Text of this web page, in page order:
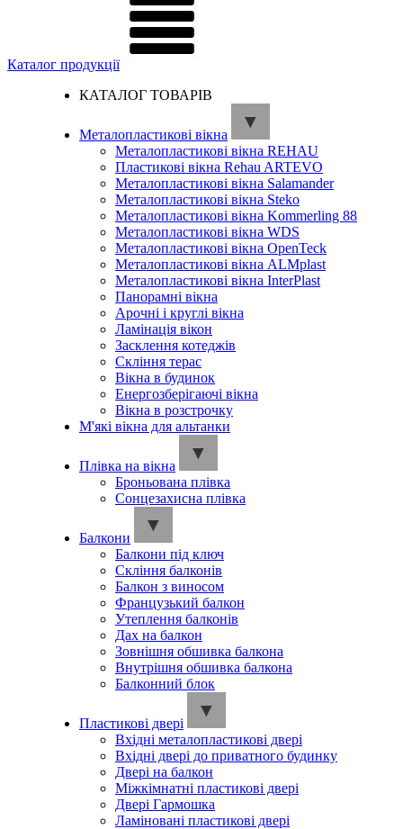
Каталог продукції
КАТАЛОГ ТОВАРІВ
Металопластикові вікна
Металопластикові вікна REHAU
Пластикові вікна Rehau ARTEVO
Металопластикові вікна Salamander
Металопластикові вікна Steko
Металопластикові вікна Kommerling 88
Металопластикові вікна WDS
Металопластикові вікна OpenTeck
Металопластикові вікна ALMplast
Металопластикові вікна InterPlast
Панорамні вікна
Арочні і круглі вікна
Ламінація вікон
Засклення котеджів
Скління терас
Вікна в будинок
Енергозберігаючі вікна
Вікна в розстрочку
М'які вікна для альтанки
Плівка на вікна
Броньована плівка
Сонцезахисна плівка
Балкони
Балкони під ключ
Скління балконів
Балкон з виносом
Французький балкон
Утеплення балконів
Дах на балкон
Зовнішня обшивка балкона
Внутрішня обшивка балкона
Балконний блок
Пластикові двері
Вхідні металопластикові двері
Вхідні двері до приватного будинку
Двері на балкон
Міжкімнатні пластикові двері
Двері Гармошка
Ламіновані пластикові двері